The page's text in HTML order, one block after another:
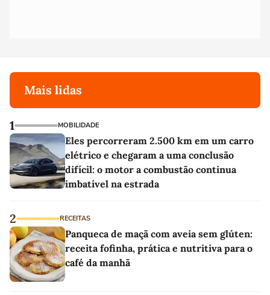
Mais lidas
1 MOBILIDADE
Eles percorreram 2.500 km em um carro
elétrico e chegaram a uma conclusão
difícil: o motor a combustão continua
imbatível na estrada
2 RECEITAS
Panqueca de maçã com aveia sem glúten:
receita fofinha, prática e nutritiva para o
café da manhã